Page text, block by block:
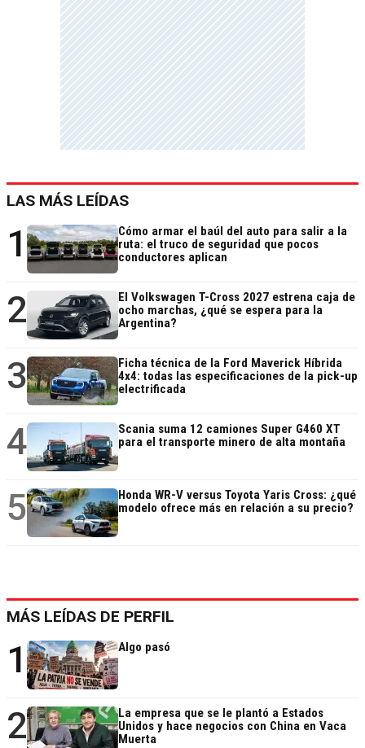
LAS MÁS LEÍDAS
1
Cómo armar el baúl del auto para salir a la
ruta: el truco de seguridad que pocos
conductores aplican
2
El Volkswagen T-Cross 2027 estrena caja de
ocho marchas, ¿qué se espera para la
Argentina?
3
Ficha técnica de la Ford Maverick Híbrida
4x4: todas las especificaciones de la pick-up
electrificada
4
Scania suma 12 camiones Super G460 XT
para el transporte minero de alta montaña
5
Honda WR-V versus Toyota Yaris Cross: ¿qué
modelo ofrece más en relación a su precio?
MÁS LEÍDAS DE PERFIL
1 Algo pasó
2
La empresa que se le plantó a Estados
Unidos y hace negocios con China en Vaca
Muerta